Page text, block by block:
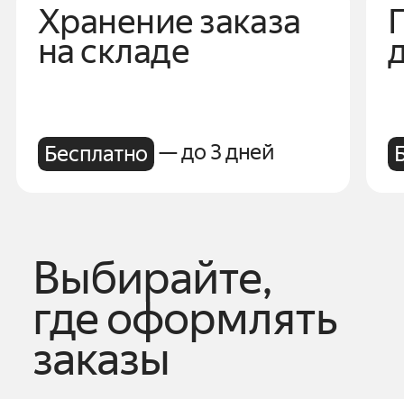
Хранение заказа
на складе
Бесплатно — до 3 дней
Выбирайте,
где оформлять
заказы